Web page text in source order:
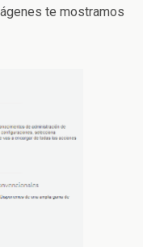
te mostramos